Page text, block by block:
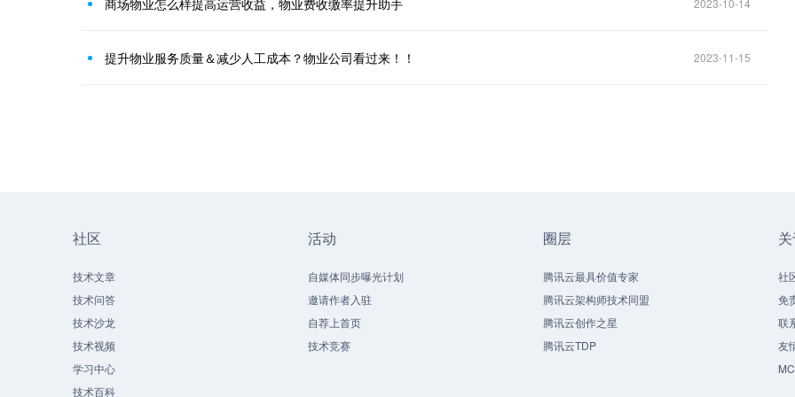
商场物业怎么样提高运营收益，物业费收缴率提升助手 2023-10-14
提升物业服务质量＆减少人工成本？物业公司看过来！！ 2023-11-15
社区
技术文章
技术问答
技术沙龙
技术视频
学习中心
技术百科
活动
自媒体同步曝光计划
邀请作者入驻
自荐上首页
技术竞赛
圈层
腾讯云最具价值专家
腾讯云架构师技术同盟
腾讯云创作之星
腾讯云TDP
社
免
联
友